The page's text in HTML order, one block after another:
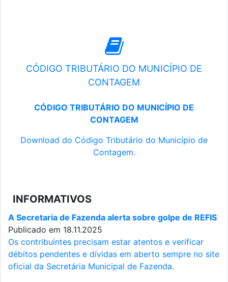
CÓDIGO TRIBUTÁRIO DO MUNICÍPIO DE
CONTAGEM
CÓDIGO TRIBUTÁRIO DO MUNICÍPIO DE
CONTAGEM
Download do Código Tributário do Município de
Contagem.
INFORMATIVOS
A Secretaria de Fazenda alerta sobre golpe de REFIS
Publicado em 18.11.2025
Os contribuintes precisam estar atentos e verificar
débitos pendentes e dívidas em aberto sempre no site
oficial da Secretária Municipal de Fazenda.